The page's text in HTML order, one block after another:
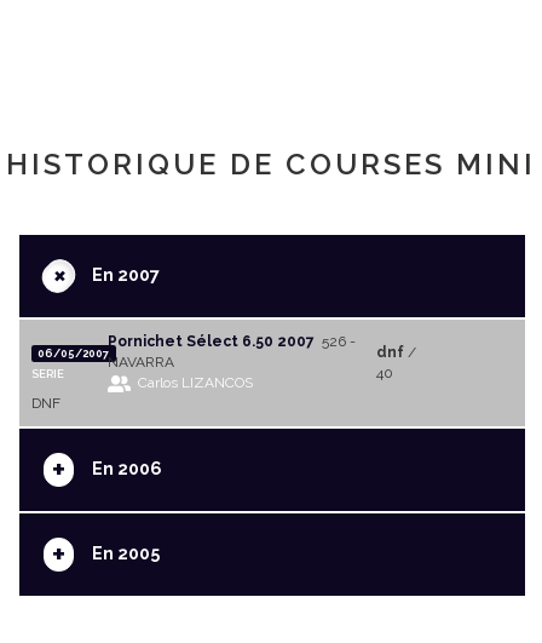
HISTORIQUE DE COURSES MINI
+En 2007
06/05/2007
SERIE
Pornichet Sélect 6.50 2007 526 -
NAVARRA
Carlos LIZANCOS
dnf/
40
DNF
+ En 2006
+ En 2005